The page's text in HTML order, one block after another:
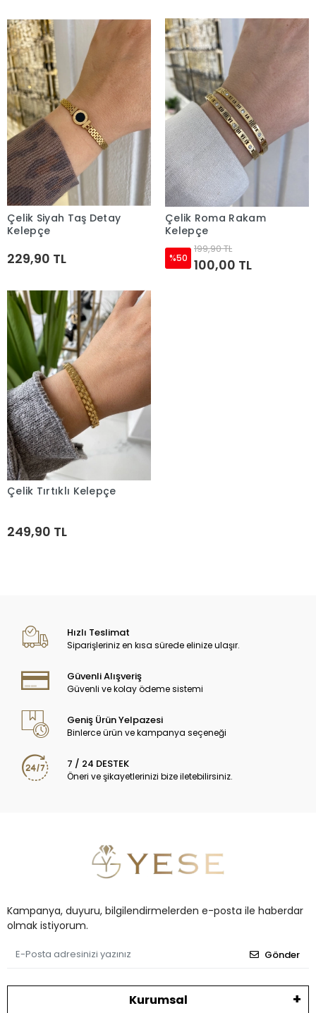
Sepete Ekle
Çelik Siyah Taş Detay
Kelepçe
229,90 TL
Sepete Ekle
Çelik Roma Rakam
Kelepçe
%50
199,90 TL
100,00 TL
Sepete Ekle
Çelik Tırtıklı Kelepçe
249,90 TL
Hızlı Teslimat
Siparişleriniz en kısa sürede elinize ulaşır.
Güvenli Alışveriş
Güvenli ve kolay ödeme sistemi
Geniş Ürün Yelpazesi
Binlerce ürün ve kampanya seçeneği
7 / 24 DESTEK
Öneri ve şikayetlerinizi bize iletebilirsiniz.
Kampanya, duyuru, bilgilendirmelerden e-posta ile haberdar
olmak istiyorum.
Gönder
Kurumsal